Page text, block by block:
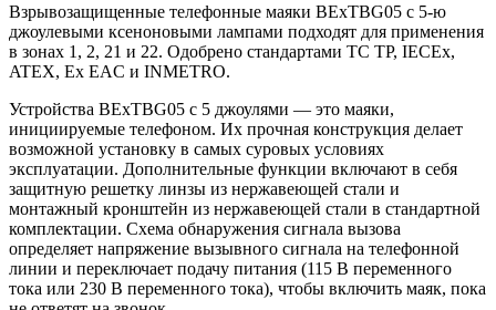
Взрывозащищенные телефонные маяки BExTBG05 с 5-ю
джоулевыми ксеноновыми лампами подходят для применения
в зонах 1, 2, 21 и 22. Одобрено стандартами ТС ТР, IECEx,
ATEX, Ex EAC и INMETRO.
Устройства BExTBG05 с 5 джоулями — это маяки,
инициируемые телефоном. Их прочная конструкция делает
возможной установку в самых суровых условиях
эксплуатации. Дополнительные функции включают в себя
защитную решетку линзы из нержавеющей стали и
монтажный кронштейн из нержавеющей стали в стандартной
комплектации. Схема обнаружения сигнала вызова
определяет напряжение вызывного сигнала на телефонной
линии и переключает подачу питания (115 В переменного
тока или 230 В переменного тока), чтобы включить маяк, пока